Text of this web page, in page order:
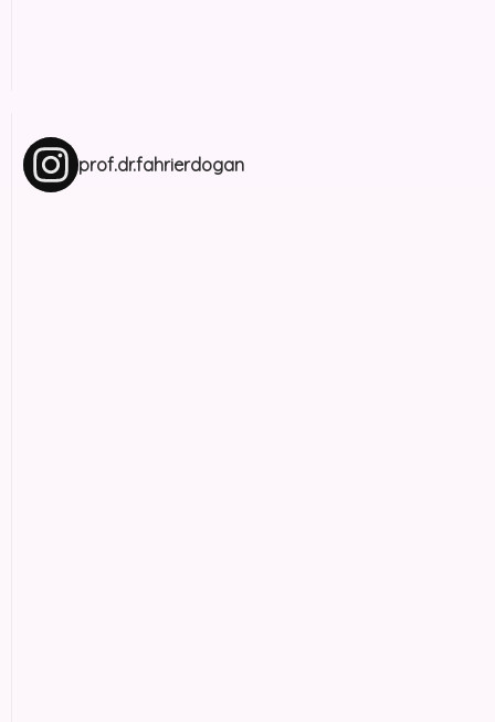
prof.dr.fahrierdogan